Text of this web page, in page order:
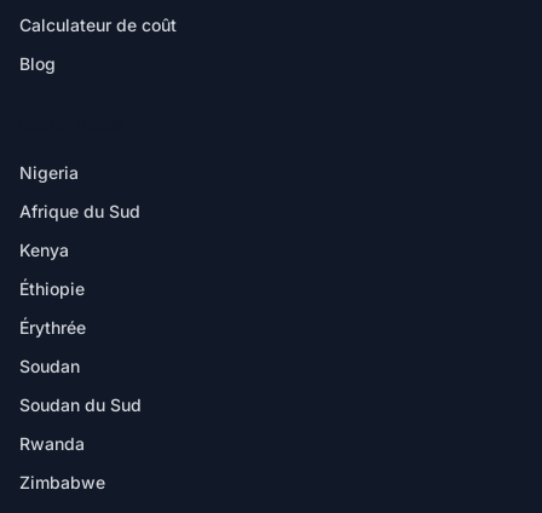
Calculateur de coût
Blog
Nigeria
Afrique du Sud
Kenya
Éthiopie
Érythrée
Soudan
Soudan du Sud
Rwanda
Zimbabwe